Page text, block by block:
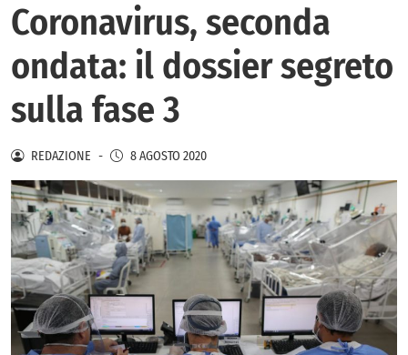
Coronavirus, seconda
ondata: il dossier segreto
sulla fase 3
REDAZIONE - 8 AGOSTO 2020